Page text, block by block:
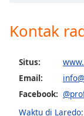
Background
Color
Kontak
Situs:
Email:
Facebook:
Waktu di Laredo: